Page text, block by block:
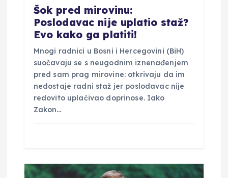
Šok pred mirovinu:
Poslodavac nije uplatio staž?
Evo kako ga platiti!
Mnogi radnici u Bosni i Hercegovini (BiH)
suočavaju se s neugodnim iznenađenjem
pred sam prag mirovine: otkrivaju da im
nedostaje radni staž jer poslodavac nije
redovito uplaćivao doprinose. Iako
Zakon…